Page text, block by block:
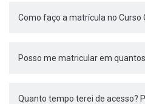
Como faço a matrícula no Curso
Posso me matricular em
Quanto tempo terei de acesso?